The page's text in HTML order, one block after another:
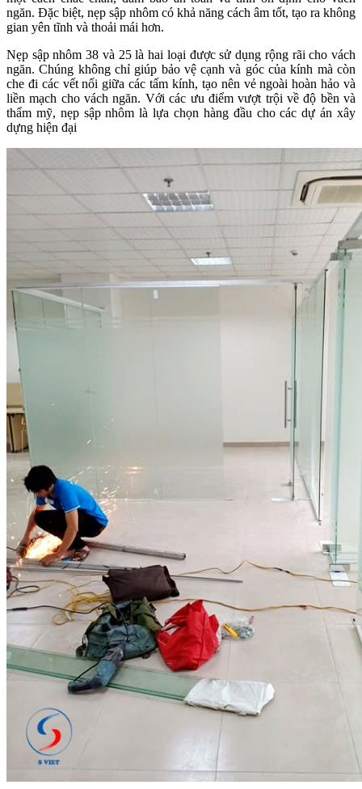
ngăn. Đặc biệt, nẹp sập nhôm có khả năng cách âm tốt, tạo ra không
gian yên tĩnh và thoải mái hơn​.
Nẹp sập nhôm 38 và 25 là hai loại được sử dụng rộng rãi cho vách
ngăn. Chúng không chỉ giúp bảo vệ cạnh và góc của kính mà còn
che đi các vết nối giữa các tấm kính, tạo nên vẻ ngoài hoàn hảo và
liền mạch cho vách ngăn. Với các ưu điểm vượt trội về độ bền và
thẩm mỹ, nẹp sập nhôm là lựa chọn hàng đầu cho các dự án xây
dựng hiện đại